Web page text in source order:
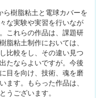
樹脂粘土と電球カバーを
な実験や実習を行いなが
これらの作品は、課題研
脂粘土制作においては、
比較をし、その違い見つ
たならよいですが。今後
目を向け、技術、魂を磨
ます。もらった作品は、
うございます。